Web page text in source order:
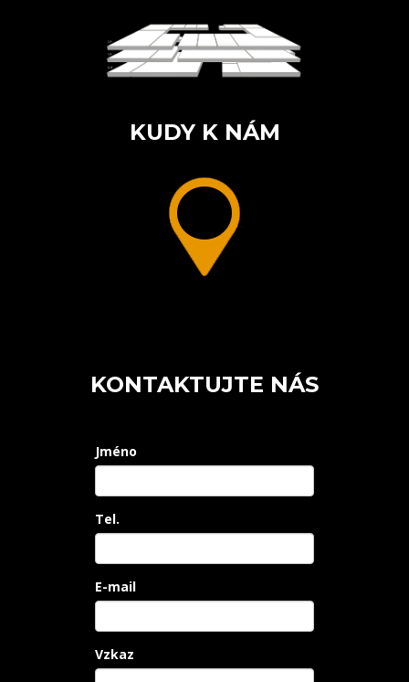
KUDY K NÁM
KONTAKTUJTE NÁS
Jméno
Tel.
E-mail
Vzkaz